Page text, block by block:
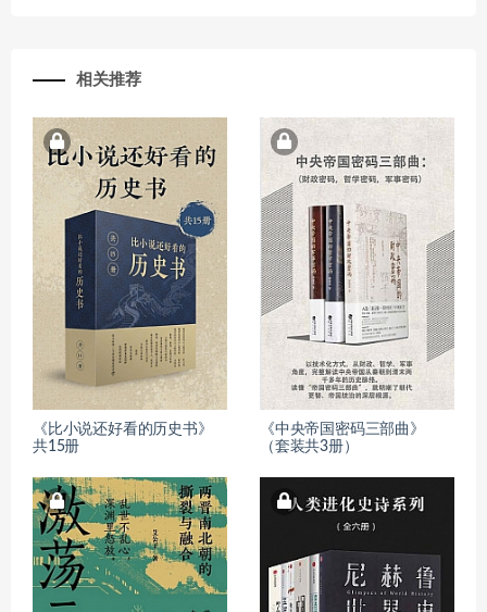
相关推荐
《比小说还好看的历史书》
共15册
《中央帝国密码三部曲》
（套装共3册）